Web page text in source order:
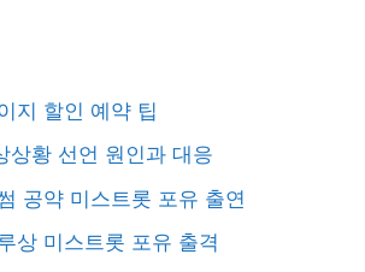
지 할인 예약 팁
상황 선언 원인과 대응
공약 미스트롯 포유 출연
상 미스트롯 포유 출격